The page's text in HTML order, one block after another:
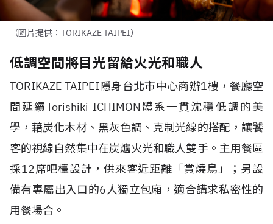
（圖片提供：TORIKAZE TAIPEI）
低調空間將目光留給火光和職人
TORIKAZE TAIPEI隱身台北市中心商辦1 樓，餐廳空
間延續Torishiki ICHIMON體系一貫沈穩低調的美
學，藉炭化木材、黑灰色調、克制光線的搭配，讓饕
客的視線自然集中在炭爐火光和職人雙手。主用餐區
採12席吧檯設計，供來客近距離「賞燒鳥」；另設
備有專屬出入口的6 人獨立包廂，適合講求私密性的
用餐場合。